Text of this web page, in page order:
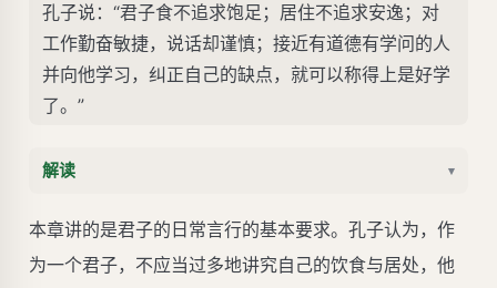
孔子说：“君子食不追求饱足；居住不追求安逸；对
工作勤奋敏捷，说话却谨慎；接近有道德有学问的人
并向他学习，纠正自己的缺点，就可以称得上是好学
了。”
解读 ▾
本章讲的是君子的日常言行的基本要求。孔子认为，作
为一个君子，不应当过多地讲究自己的饮食与居处，他